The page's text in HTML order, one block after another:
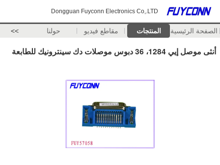
Dongguan Fuyconn Electronics Co,.LTD
الصفحة الرئيسية المنتجات مقاطع فيديو حولنا >>
أنثى موصل إيي 1284، 36 دبوس موصلات دك سينترونيك للطابعة